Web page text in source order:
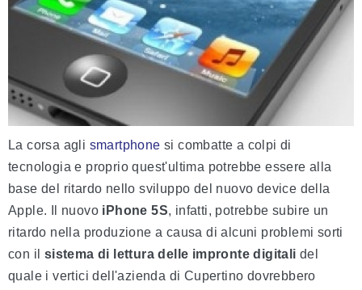
La corsa agli smartphone si combatte a colpi di
tecnologia e proprio quest'ultima potrebbe essere alla
base del ritardo nello sviluppo del nuovo device della
Apple. Il nuovo iPhone 5S, infatti, potrebbe subire un
ritardo nella produzione a causa di alcuni problemi sorti
con il sistema di lettura delle impronte digitali del
quale i vertici dell'azienda di Cupertino dovrebbero